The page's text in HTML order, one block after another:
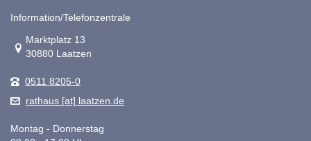
Information/Telefonzentrale
Link zur Google-Maps Navigation
Marktplatz 13
30880 Laatzen
0511 8205-0
rathaus [at] laatzen.de
Montag - Donnerstag